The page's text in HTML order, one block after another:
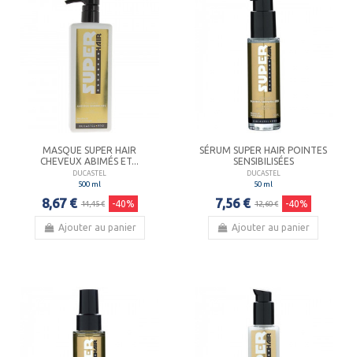
MASQUE SUPER HAIR
CHEVEUX ABIMÉS ET...
DUCASTEL
500 ml
8,67 € 14,45 € -40%
Ajouter au panier
SÉRUM SUPER HAIR POINTES
SENSIBILISÉES
DUCASTEL
50 ml
7,56 € 12,60 € -40%
Ajouter au panier